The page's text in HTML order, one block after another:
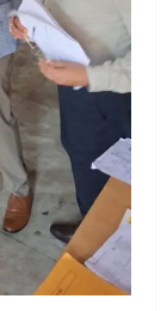
से